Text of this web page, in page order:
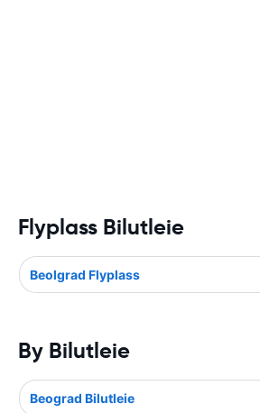
Flyplass Bilutleie
Beolgrad Flyplass
By Bilutleie
Beograd Bilutleie